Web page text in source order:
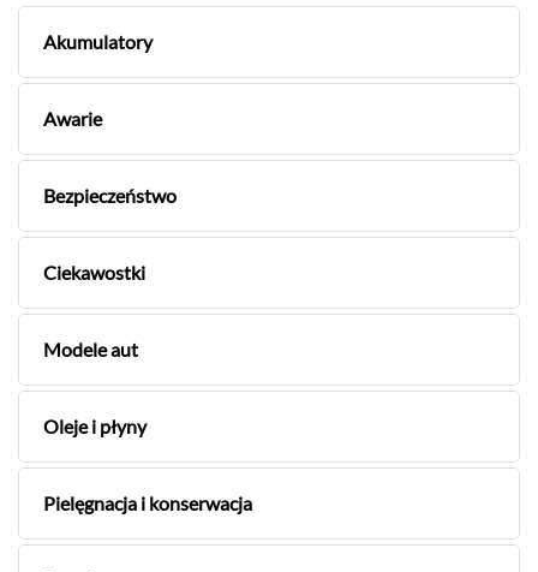
Akumulatory
Awarie
Bezpieczeństwo
Ciekawostki
Modele aut
Oleje i płyny
Pielęgnacja i konserwacja